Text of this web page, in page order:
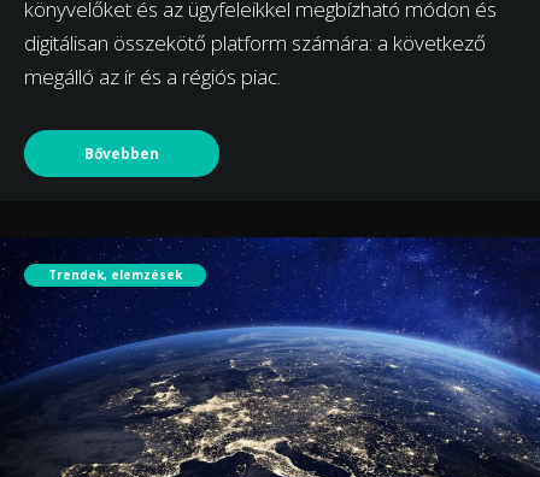
könyvelőket és az ügyfeleikkel megbízható módon és
digitálisan összekötő platform számára: a következő
megálló az ír és a régiós piac.
Bővebben
Trendek, elemzések